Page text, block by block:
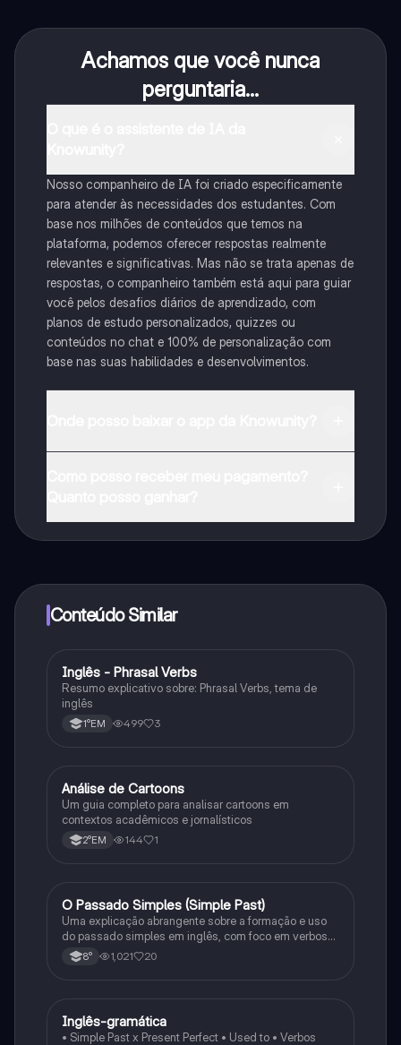
Achamos que você nunca
perguntaria...
Nosso companheiro de IA foi criado especificamente
para atender às necessidades dos estudantes. Com
base nos milhões de conteúdos que temos na
plataforma, podemos oferecer respostas realmente
relevantes e significativas. Mas não se trata apenas de
respostas, o companheiro também está aqui para guiar
você pelos desafios diários de aprendizado, com
planos de estudo personalizados, quizzes ou
conteúdos no chat e 100% de personalização com
base nas suas habilidades e desenvolvimentos.
Conteúdo Similar
Inglês
Inglês - Phrasal Verbs
Resumo explicativo sobre: Phrasal Verbs, tema de
inglês
1°EM 499 3
Inglês
Análise de Cartoons
Um guia completo para analisar cartoons em
contextos acadêmicos e jornalísticos
2°EM 144 1
Inglês
O Passado Simples (Simple Past)
Uma explicação abrangente sobre a formação e uso
do passado simples em inglês, com foco em verbos
regulares e irregulares, frases negativas e
interrogativas.
8° 1,021 20
Inglês
Inglês-gramática
• Simple Past x Present Perfect • Used to • Verbos